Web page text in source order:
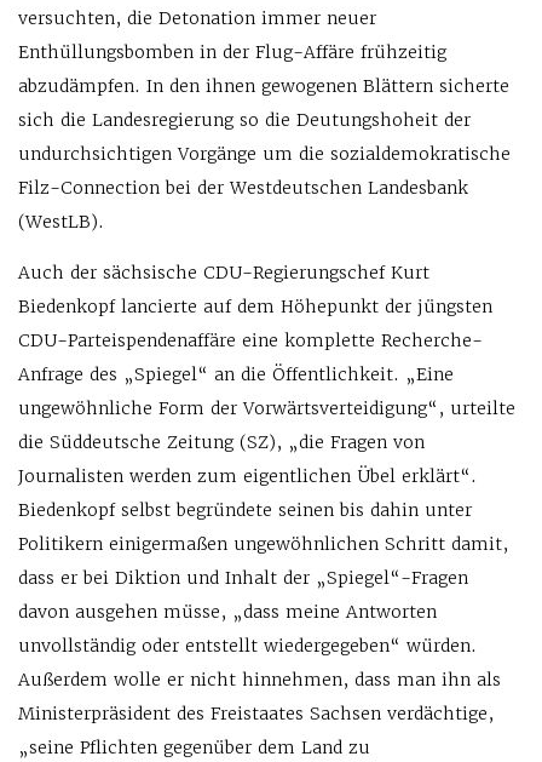
versuchten, die Detonation immer neuer
Enthüllungsbomben in der Flug-Affäre frühzeitig
abzudämpfen. In den ihnen gewogenen Blättern sicherte
sich die Landesregierung so die Deutungshoheit der
undurchsichtigen Vorgänge um die sozialdemokratische
Filz-Connection bei der Westdeutschen Landesbank
(WestLB).
Auch der sächsische CDU-Regierungschef Kurt
Biedenkopf lancierte auf dem Höhepunkt der jüngsten
CDU-Parteispendenaffäre eine komplette Recherche-
Anfrage des „Spiegel“ an die Öffentlichkeit. „Eine
ungewöhnliche Form der Vorwärtsverteidigung“, urteilte
die Süddeutsche Zeitung (SZ), „die Fragen von
Journalisten werden zum eigentlichen Übel erklärt“.
Biedenkopf selbst begründete seinen bis dahin unter
Politikern einigermaßen ungewöhnlichen Schritt damit,
dass er bei Diktion und Inhalt der „Spiegel“-Fragen
davon ausgehen müsse, „dass meine Antworten
unvollständig oder entstellt wiedergegeben“ würden.
Außerdem wolle er nicht hinnehmen, dass man ihn als
Ministerpräsident des Freistaates Sachsen verdächtige,
„seine Pflichten gegenüber dem Land zu